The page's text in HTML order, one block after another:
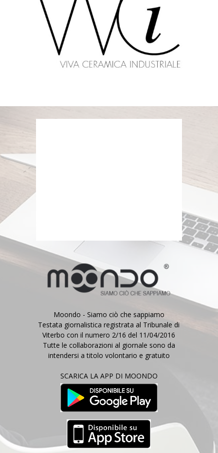
Moondo - Siamo ciò che sappiamo
Testata giornalistica registrata al Tribunale di
Viterbo con il numero 2/16 del 11/04/2016
Tutte le collaborazioni al giornale sono da
intendersi a titolo volontario e gratuito
SCARICA LA APP DI MOONDO